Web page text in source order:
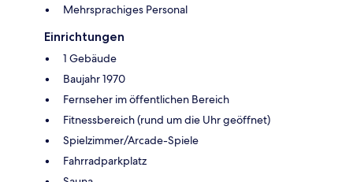
Mehrsprachiges Personal
Einrichtungen
1 Gebäude
Baujahr 1970
Fernseher im öffentlichen Bereich
Fitnessbereich (rund um die Uhr geöffnet)
Spielzimmer/Arcade-Spiele
Fahrradparkplatz